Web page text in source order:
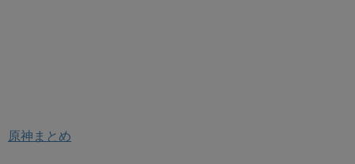
原神まとめ